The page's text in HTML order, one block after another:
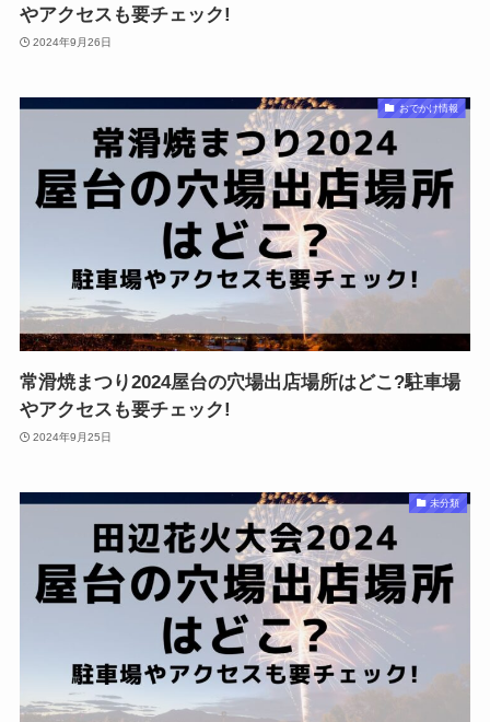
やアクセスも要チェック!
2024年9月26日
おでかけ情報
常滑焼まつり2024屋台の穴場出店場所はどこ?駐車場
やアクセスも要チェック!
2024年9月25日
未分類